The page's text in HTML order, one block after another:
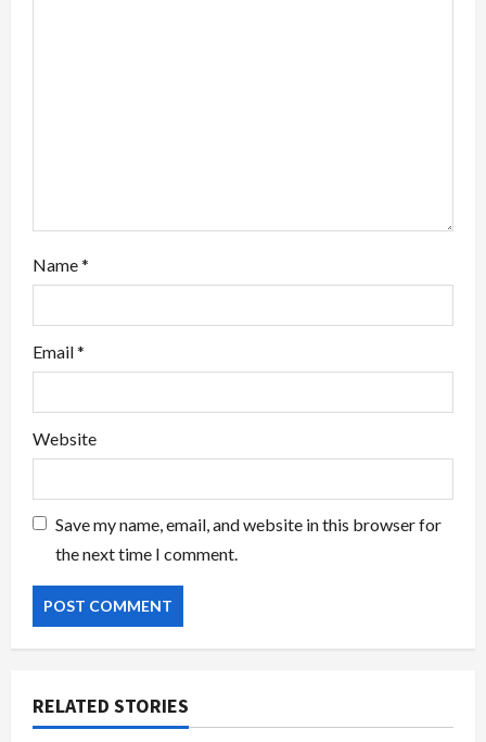
Name*
Email*
Website
Save my name, email, and website in this browser for
the next time I comment.
RELATED STORIES